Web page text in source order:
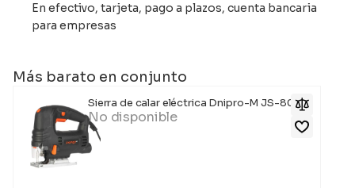
En efectivo, tarjeta, pago a plazos, cuenta bancaria
para empresas
Más barato en conjunto
Sierra de calar eléctrica Dnipro-M JS-80LX
No disponible